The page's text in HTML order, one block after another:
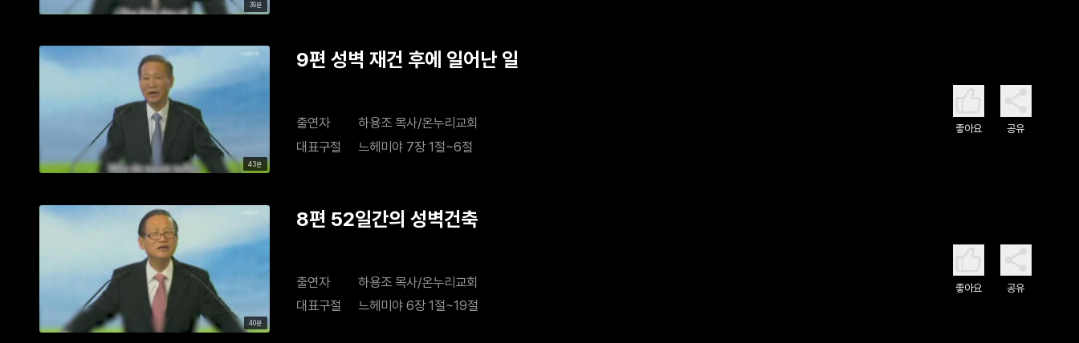
39분
43분
9편 성벽 재건 후에 일어난 일
출연자
하용조 목사/온누리교회
대표구절
느헤미야 7장 1절~6절
좋아요 공유
40분
8편 52일간의 성벽건축
출연자
하용조 목사/온누리교회
대표구절
느헤미야 6장 1절~19절
좋아요 공유